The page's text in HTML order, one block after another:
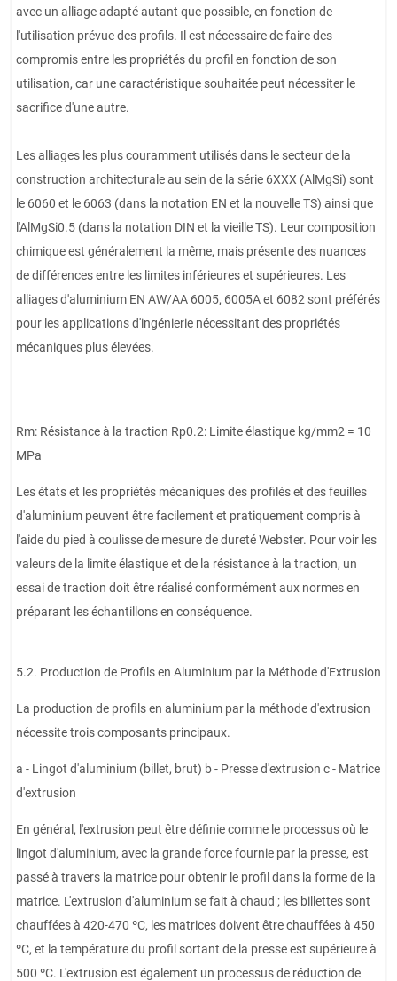
avec un alliage adapté autant que possible, en fonction de
l'utilisation prévue des profils. Il est nécessaire de faire des
compromis entre les propriétés du profil en fonction de son
utilisation, car une caractéristique souhaitée peut nécessiter le
sacrifice d'une autre.
Les alliages les plus couramment utilisés dans le secteur de la
construction architecturale au sein de la série 6XXX (AlMgSi) sont
le 6060 et le 6063 (dans la notation EN et la nouvelle TS) ainsi que
l'AlMgSi0.5 (dans la notation DIN et la vieille TS). Leur composition
chimique est généralement la même, mais présente des nuances
de différences entre les limites inférieures et supérieures. Les
alliages d'aluminium EN AW/AA 6005, 6005A et 6082 sont préférés
pour les applications d'ingénierie nécessitant des propriétés
mécaniques plus élevées.
Rm: Résistance à la traction Rp0.2: Limite élastique kg/mm2 = 10
MPa
Les états et les propriétés mécaniques des profilés et des feuilles
d'aluminium peuvent être facilement et pratiquement compris à
l'aide du pied à coulisse de mesure de dureté Webster. Pour voir les
valeurs de la limite élastique et de la résistance à la traction, un
essai de traction doit être réalisé conformément aux normes en
préparant les échantillons en conséquence.
5.2. Production de Profils en Aluminium par la Méthode d'Extrusion
La production de profils en aluminium par la méthode d'extrusion
nécessite trois composants principaux.
a - Lingot d'aluminium (billet, brut) b - Presse d'extrusion c - Matrice
d'extrusion
En général, l'extrusion peut être définie comme le processus où le
lingot d'aluminium, avec la grande force fournie par la presse, est
passé à travers la matrice pour obtenir le profil dans la forme de la
matrice. L'extrusion d'aluminium se fait à chaud ; les billettes sont
chauffées à 420-470 ºC, les matrices doivent être chauffées à 450
ºC, et la température du profil sortant de la presse est supérieure à
500 ºC. L'extrusion est également un processus de réduction de